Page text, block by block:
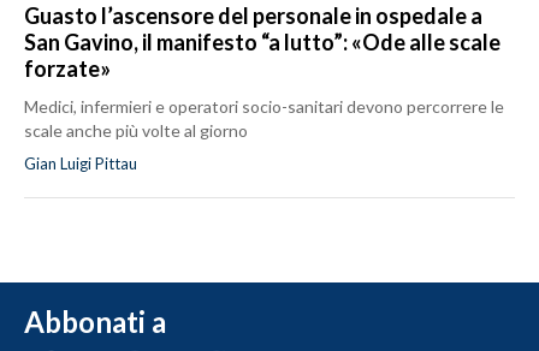
Guasto l’ascensore del personale in ospedale a
San Gavino, il manifesto “a lutto”: «Ode alle scale
forzate»
Medici, infermieri e operatori socio-sanitari devono percorrere le
scale anche più volte al giorno
Gian Luigi Pittau
Abbonati a